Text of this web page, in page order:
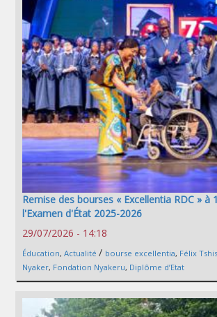
Remise des bourses « Excellentia RDC » à
l'Examen d'État 2025-2026
29/07/2026 - 14:18
Éducation, Actualité / bourse excellentia, Félix
Nyaker, Fondation Nyakeru, Diplôme d’Etat